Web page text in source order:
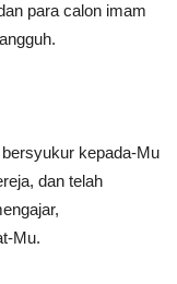
para calon imam
kepada-Mu
dan telah
Mu.